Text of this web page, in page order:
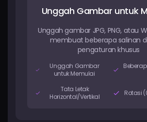
Harga
Masuk
Unggah Gambar untuk
Unggah gambar JPG, PNG, atau
membuat beberapa salinan
pengaturan khusus
Unggah Gambar
untuk Memulai
Tata Letak
Horizontal/Vertikal
Rotasi